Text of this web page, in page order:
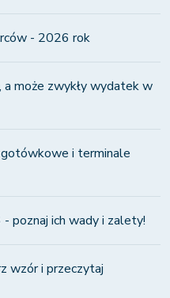
- 2026 rok
a może zwykły wydatek w
i terminale
poznaj ich wady i zalety!
wzór i przeczytaj